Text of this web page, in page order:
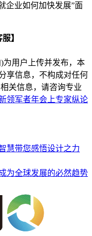
企业如何加快发展”面
】
为用户上传并发布，本
享信息，不构成对任何
关信息，请咨询专业
领军者年会上专家纵论
慧带您感悟设计之力
为全球发展的必然趋势